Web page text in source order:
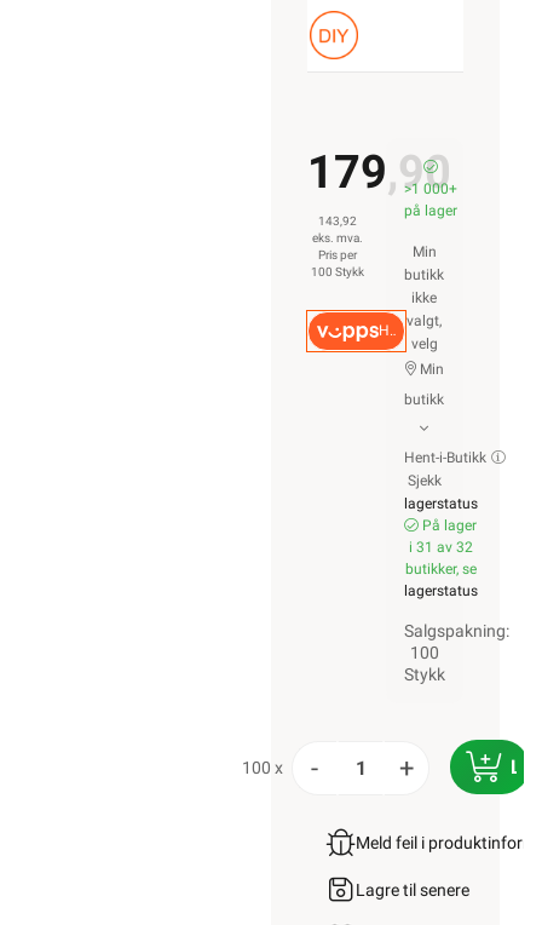
179,90
143,92
eks. mva.
Pris per
100 Stykk
Hurtigkasse
>1 000+
på lager
Min
butikk
ikke
valgt,
velg
Min
butikk
Hent-i-Butikk
Sjekk
lagerstatus
På lager
i 31 av 32
butikker, se
lagerstatus
Salgspakning:
100
Stykk
100 x - +
Meld feil i
Lagre til senere